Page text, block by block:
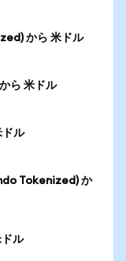
から 米ドル
ら 米ドル
ル
Tokenized) か
ル